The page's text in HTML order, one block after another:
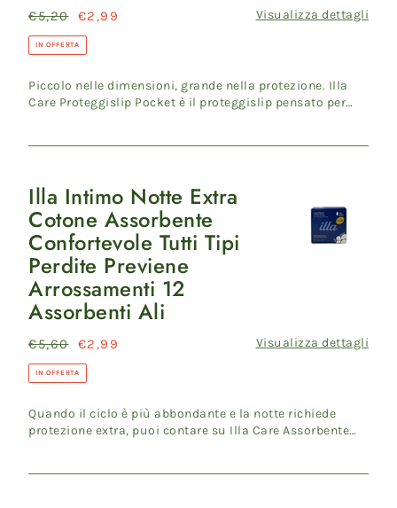
Previene
Arrossamenti
20
Proteggislip
Prezzo
di
€5,20 Prezzo
scontato
€2,99
IN OFFERTA
Visualizza dettagli
Piccolo nelle dimensioni, grande nella protezione. Illa
Care Proteggislip Pocket è il proteggislip pensato per
Illa
Intimo
Notte
Extra
Cotone
Assorbente
Tutti
Tipi
Previene
Arrossamenti
Illa Intimo Notte Extra
Cotone Assorbente
Confortevole Tutti Tipi
Perdite Previene
Arrossamenti 12
Assorbenti Ali
Prezzo
di
€5,60 Prezzo
scontato
€2,99
IN OFFERTA
Visualizza dettagli
Quando il ciclo è più abbondante e la notte richiede
protezione extra, puoi contare su Illa Care Assorbente